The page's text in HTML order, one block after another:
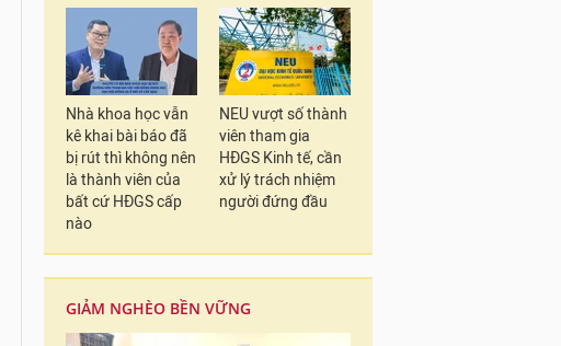
Nhà khoa học vẫn
kê khai bài báo đã
bị rút thì không nên
là thành viên của
bất cứ HĐGS cấp
nào
NEU vượt số thành
viên tham gia
HĐGS Kinh tế, cần
xử lý trách nhiệm
người đứng đầu
GIẢM NGHÈO BỀN VỮNG